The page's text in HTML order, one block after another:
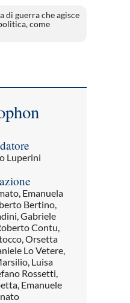
di guerra che agisce
come
Luperini
Emanuela
Bertino,
Gabriele
Contu,
Orsetta
Lo Vetere,
Luisa
Rossetti,
Emanuele